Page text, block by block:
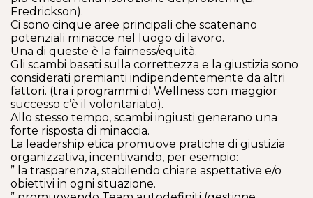
Fredrickson).
Ci sono cinque aree principali che scatenano
potenziali minacce nel luogo di lavoro.
Una di queste è la fairness/equità.
Gli scambi basati sulla correttezza e la giustizia sono
considerati premianti indipendentemente da altri
fattori. (tra i programmi di Wellness con maggior
successo c’è il volontariato).
Allo stesso tempo, scambi ingiusti generano una
forte risposta di minaccia.
La leadership etica promuove pratiche di giustizia
organizzativa, incentivando, per esempio:
” la trasparenza, stabilendo chiare aspettative e/o
obiettivi in ogni situazione.